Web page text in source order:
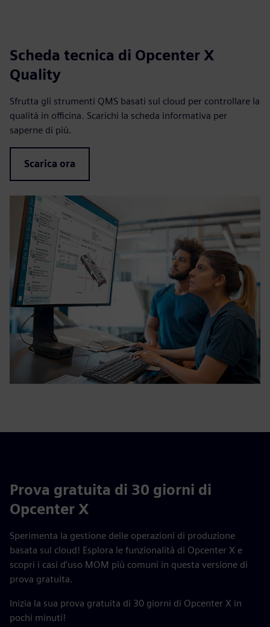
Scheda tecnica di Opcenter X
Quality
Sfrutta gli strumenti QMS basati sul cloud per controllare la
qualità in officina. Scarichi la scheda informativa per
saperne di più.
Scarica ora
Prova gratuita di 30 giorni di
Opcenter X
Sperimenta la gestione delle operazioni di produzione
basata sul cloud! Esplora le funzionalità di Opcenter X e
scopri i casi d'uso MOM più comuni in questa versione di
prova gratuita.
Inizia la sua prova gratuita di 30 giorni di Opcenter X in
pochi minuti!